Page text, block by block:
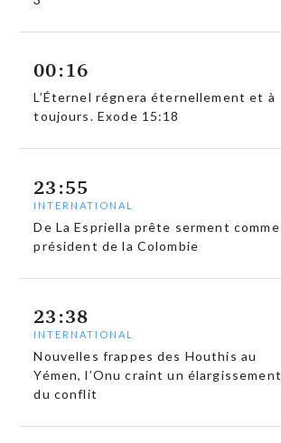
00:16
L’Éternel régnera éternellement et à
toujours. Exode 15:18
23:55
INTERNATIONAL
De La Espriella prête serment comme
président de la Colombie
23:38
INTERNATIONAL
Nouvelles frappes des Houthis au
Yémen, l’Onu craint un élargissement
du conflit